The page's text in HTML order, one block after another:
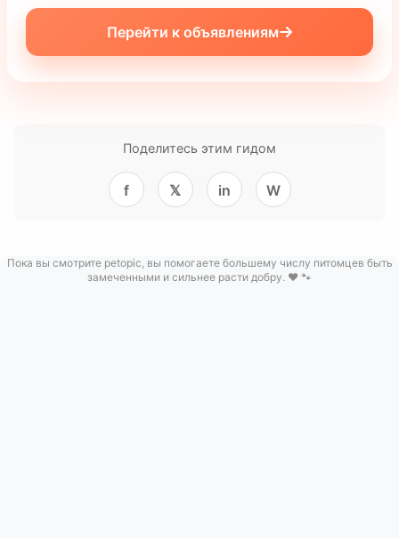
Перейти к объявлениям
Поделитесь этим гидом
f 𝕏 in W
Пока вы смотрите petopic, вы помогаете большему числу питомцев быть
замеченными и сильнее расти добру. ❤️ 🐾